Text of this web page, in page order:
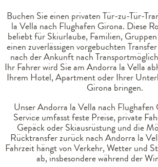
Buchen Sie einen privaten Tür-zu-Tür-
la Vella nach Flughafen Girona. Diese
beliebt für Skiurlaube, Familien,
einen zuverlässigen vorgebuchten
nach der Ankunft nach
Ihr Fahrer wird Sie am Andorra la Vella
Ihrem Hotel, Apartment oder Ihrer
Girona bringen.
Unser Andorra la Vella nach Flughafen
Service umfasst feste Preise, private
Gepäck oder Skiausrüstung und die
Rücktransfer zurück nach Andorra la
Fahrzeit hängt von Verkehr, Wetter und
ab, insbesondere während der